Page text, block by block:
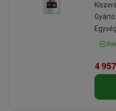
Gyártó:
4